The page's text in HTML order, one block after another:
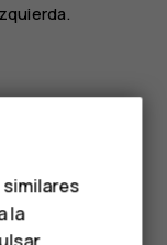
la